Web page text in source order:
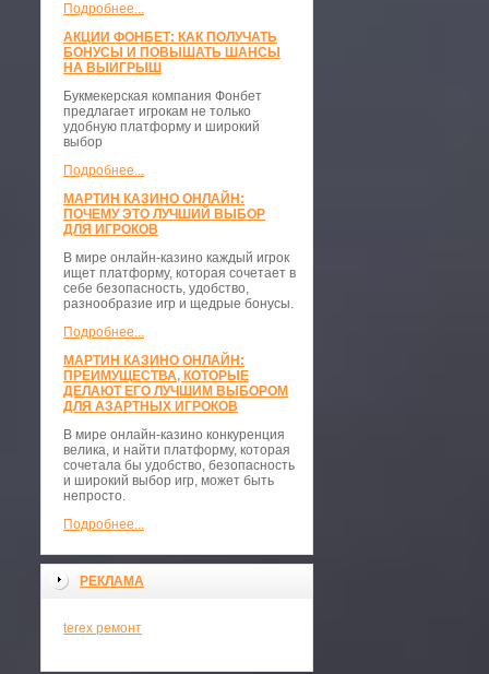
Подробнее...
АКЦИИ ФОНБЕТ: КАК ПОЛУЧАТЬ
БОНУСЫ И ПОВЫШАТЬ ШАНСЫ
НА ВЫИГРЫШ
Букмекерская компания Фонбет
предлагает игрокам не только
удобную платформу и широкий
выбор
Подробнее...
МАРТИН КАЗИНО ОНЛАЙН:
ПОЧЕМУ ЭТО ЛУЧШИЙ ВЫБОР
ДЛЯ ИГРОКОВ
В мире онлайн-казино каждый игрок
ищет платформу, которая сочетает в
себе безопасность, удобство,
разнообразие игр и щедрые бонусы.
Подробнее...
МАРТИН КАЗИНО ОНЛАЙН:
ПРЕИМУЩЕСТВА, КОТОРЫЕ
ДЕЛАЮТ ЕГО ЛУЧШИМ ВЫБОРОМ
ДЛЯ АЗАРТНЫХ ИГРОКОВ
В мире онлайн-казино конкуренция
велика, и найти платформу, которая
сочетала бы удобство, безопасность
и широкий выбор игр, может быть
непросто.
Подробнее...
РЕКЛАМА
terex ремонт